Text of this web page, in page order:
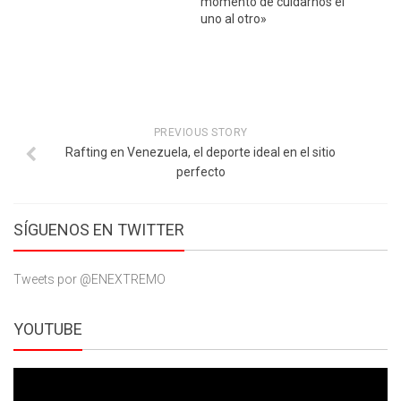
uno al otro»
PREVIOUS STORY
Rafting en Venezuela, el deporte ideal en el sitio
perfecto
SÍGUENOS EN TWITTER
Tweets por @ENEXTREMO
YOUTUBE